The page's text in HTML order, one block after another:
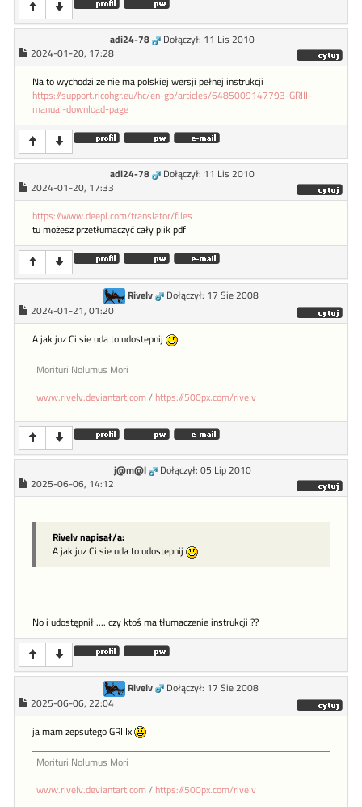
adi24-78
Dołączył: 11 Lis 2010
2024-01-20, 17:28
Na to wychodzi ze nie ma polskiej wersji pełnej instrukcji
https://support.ricohgr.eu/hc/en-gb/articles/6485009147793-GRIII-
manual-download-page
adi24-78
Dołączył: 11 Lis 2010
2024-01-20, 17:33
https://www.deepl.com/translator/files
tu możesz przetłumaczyć cały plik pdf
Rivelv
Dołączył: 17 Sie 2008
2024-01-21, 01:20
A jak juz Ci sie uda to udostepnij
Morituri Nolumus Mori
www.rivelv.deviantart.com/ https://500px.com/rivelv
j@m@l
Dołączył: 05 Lip 2010
2025-06-06, 14:12
Rivelv napisał/a:
A jak juz Ci sie uda to udostepnij
No i udostępnił .... czy ktoś ma tłumaczenie instrukcji ??
Rivelv
Dołączył: 17 Sie 2008
2025-06-06, 22:04
ja mam zepsutego GRIIIx
Morituri Nolumus Mori
www.rivelv.deviantart.com/ https://500px.com/rivelv